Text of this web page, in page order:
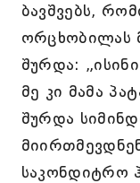
ბავშვებს,
ორცხობილას
შურდა:
მე კი მამა
შურდა
საკონდიტრო